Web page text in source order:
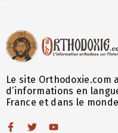
Le site
d’informations en
France et dans le